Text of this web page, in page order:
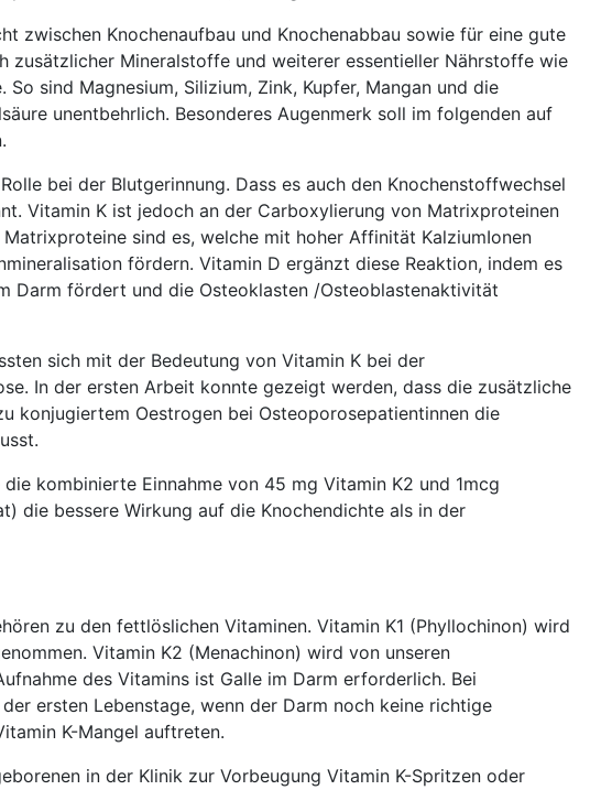
zwischen Knochenaufbau und Knochenabbau sowie für eine gute
zusätzlicher Mineralstoffe und weiterer essentieller Nährstoffe wie
So sind Magnesium, Silizium, Zink, Kupfer, Mangan und die
unentbehrlich. Besonderes Augenmerk soll im folgenden auf
bei der Blutgerinnung. Dass es auch den Knochenstoffwechsel
Vitamin K ist jedoch an der Carboxylierung von Matrixproteinen
sind es, welche mit hoher Affinität KalziumIonen
fördern. Vitamin D ergänzt diese Reaktion, indem es
Darm fördert und die Osteoklasten /Osteoblastenaktivität
sich mit der Bedeutung von Vitamin K bei der
In der ersten Arbeit konnte gezeigt werden, dass die zusätzliche
konjugiertem Oestrogen bei Osteoporosepatientinnen die
kombinierte Einnahme von 45 mg Vitamin K2 und 1mcg
die bessere Wirkung auf die Knochendichte als in der
zu den fettlöslichen Vitaminen. Vitamin K1 (Phyllochinon) wird
Vitamin K2 (Menachinon) wird von unseren
des Vitamins ist Galle im Darm erforderlich. Bei
ersten Lebenstage, wenn der Darm noch keine richtige
K-Mangel auftreten.
in der Klinik zur Vorbeugung Vitamin K-Spritzen oder